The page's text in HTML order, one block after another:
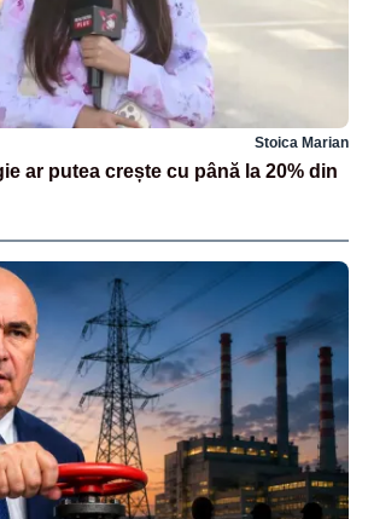
Stoica Marian
ar putea crește cu până la 20% din